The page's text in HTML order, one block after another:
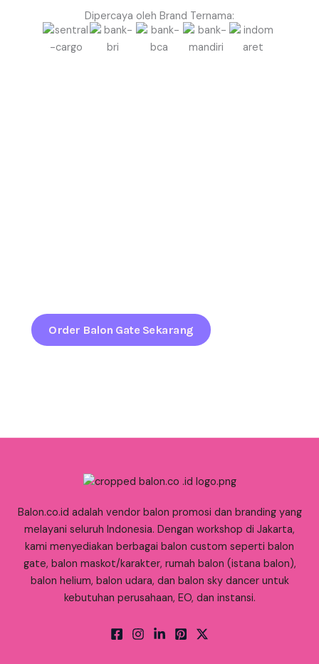
Dipercaya oleh Brand Ternama:
Order Balon Gate Sekarang
Balon.co.id adalah vendor balon promosi dan branding yang
melayani seluruh Indonesia. Dengan workshop di Jakarta,
kami menyediakan berbagai balon custom seperti balon
gate, balon maskot/karakter, rumah balon (istana balon),
balon helium, balon udara, dan balon sky dancer untuk
kebutuhan perusahaan, EO, dan instansi.